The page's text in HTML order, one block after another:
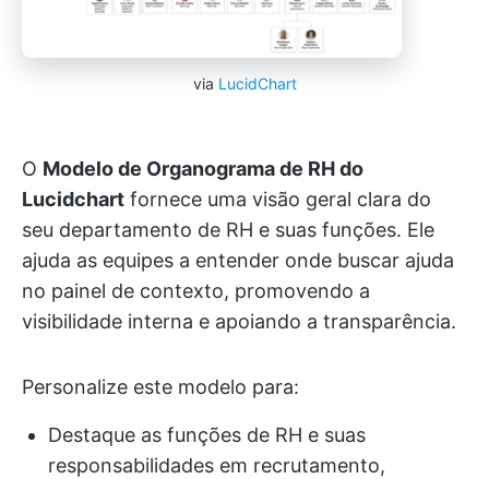
via LucidChart
O Modelo de Organograma de RH do
Lucidchart fornece uma visão geral clara do
seu departamento de RH e suas funções. Ele
ajuda as equipes a entender onde buscar ajuda
no painel de contexto, promovendo a
visibilidade interna e apoiando a transparência.
Personalize este modelo para:
Destaque as funções de RH e suas
responsabilidades em recrutamento,